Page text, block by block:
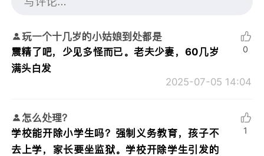
玩一个十几岁的小姑娘到处都是
震精了吧，少见多怪而已。老夫少妻，60几岁
满头白发
2025-07-05 14:04
0
怎么处理？
学校能开除小学生吗？强制义务教育，孩子不
去上学，家长要坐监狱。学校开除学生引发的
1